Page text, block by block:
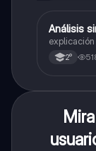
ALengua
Análisis
2°